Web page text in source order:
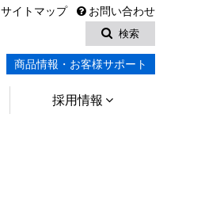
サイトマップ
お問い合わせ
検索
商品情報・お客様サポート
採用情報